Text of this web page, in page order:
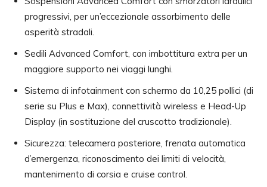
progressivi, per un’eccezionale assorbimento delle
asperità stradali.
Sedili Advanced Comfort, con imbottitura extra per un
maggiore supporto nei viaggi lunghi.
Sistema di infotainment con schermo da 10,25 pollici (di
serie su Plus e Max), connettività wireless e Head-Up
Display (in sostituzione del cruscotto tradizionale).
Sicurezza: telecamera posteriore, frenata automatica
d’emergenza, riconoscimento dei limiti di velocità,
mantenimento di corsia e cruise control.